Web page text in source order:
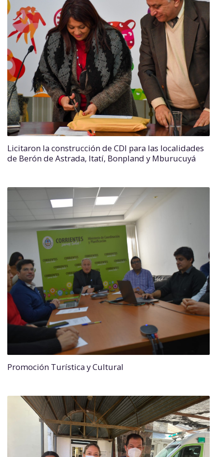
Licitaron la construcción de CDI para las localidades
de Berón de Astrada, Itatí, Bonpland y Mburucuyá
Promoción Turística y Cultural